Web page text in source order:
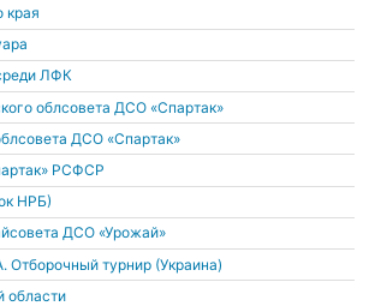
края
ЛФК
облсовета ДСО «Спартак»
ДСО «Спартак»
РСФСР
НРБ)
ДСО «Урожай»
Отборочный турнир (Украина)
области